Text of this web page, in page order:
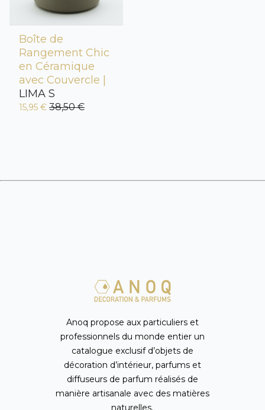
Boîte de
Rangement Chic
en Céramique
avec Couvercle |
LIMA S
15,95 € 38,50 €
Anoq propose aux particuliers et
professionnels du monde entier un
catalogue exclusif d’objets de
décoration d’intérieur, parfums et
diffuseurs de parfum réalisés de
manière artisanale avec des matières
naturelles.